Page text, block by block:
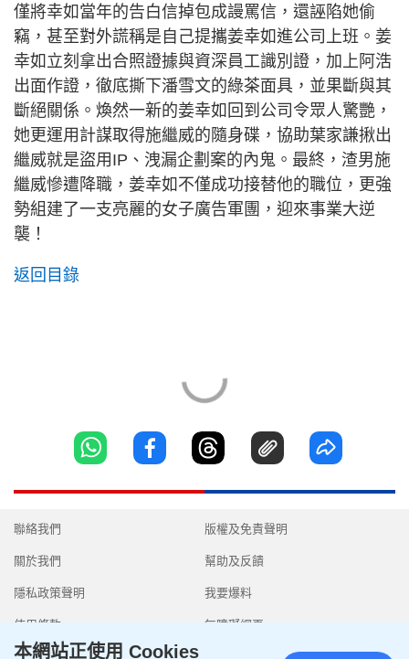
僅將幸如當年的告白信掉包成謾罵信，還誣陷她偷
竊，甚至對外謊稱是自己提攜姜幸如進公司上班。姜
幸如立刻拿出合照證據與資深員工識別證，加上阿浩
出面作證，徹底撕下潘雪文的綠茶面具，並果斷與其
斷絕關係。煥然一新的姜幸如回到公司令眾人驚艷，
她更運用計謀取得施繼威的隨身碟，協助葉家謙揪出
繼威就是盜用IP、洩漏企劃案的內鬼。最終，渣男施
繼威慘遭降職，姜幸如不僅成功接替他的職位，更強
勢組建了一支亮麗的女子廣告軍團，迎來事業大逆
襲！
返回目錄
聯絡我們
關於我們
隱私政策聲明
使用條款
版權及免責聲明
幫助及反饋
我要爆料
無障礙網頁
本網站正使用 Cookies